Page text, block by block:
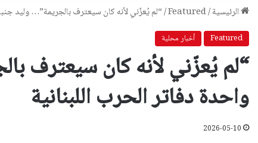
الرئيسية/
Featured
/“لم يُعزّني لأنه كان سيعترف بالجريمة”… وليد
Featured أخبار محلية
“لم يُعزّني لأنه كان سيعترف
واحدة دفاتر الحرب اللبنانية
2026-05-10